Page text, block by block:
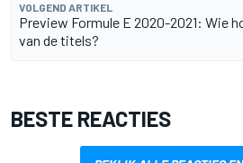
VOLGEND ARTIKEL
Preview Formule E 2020-2021: Wie
van de titels?
BESTE REACTIES